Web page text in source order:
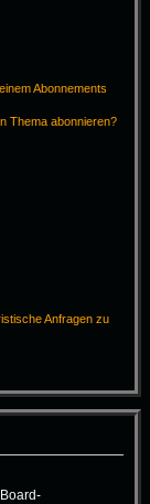
Abonnements
Thema abonnieren?
Anfragen zu